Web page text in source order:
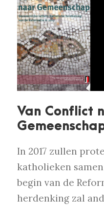
Van Conflict
In 2017 zullen
katholieken
begin van de
herdenking zal